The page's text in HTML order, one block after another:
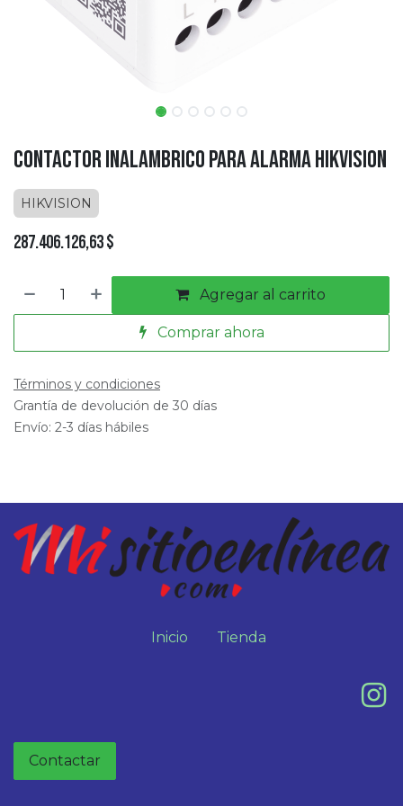
Contactor Inalambrico para Alarma HIKVISION
HIKVISION
287.406.126,63$
Agregar al carrito
Comprar ahora
Términos y condiciones
Grantía de devolución de 30 días
Envío: 2-3 días hábiles
Inicio Tienda
Contactar